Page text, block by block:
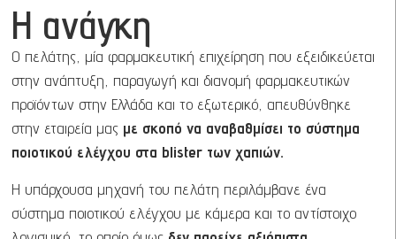
Η ανάγκη
O πελάτης, μία φαρμακευτική επιχείρηση που εξειδικεύεται
στην ανάπτυξη, παραγωγή και διανομή φαρμακευτικών
προϊόντων στην Ελλάδα και το εξωτερικό, απευθύνθηκε
στην εταιρεία μας με σκοπό να αναβαθμίσει το σύστημα
ποιοτικού ελέγχου στα blister των χαπιών.
Η υπάρχουσα μηχανή του πελάτη περιλάμβανε ένα
σύστημα ποιοτικού ελέγχου με κάμερα και το αντίστοιχο